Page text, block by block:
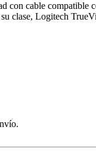
con cable compatible
clase, Logitech